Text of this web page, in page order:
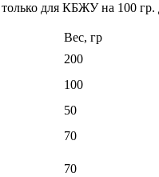
для КБЖУ на 100
Вес, гр
200
100
50
70
70